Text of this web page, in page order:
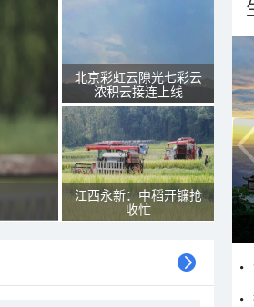
北京彩虹云隙光七彩云
浓积云接连上线
江西永新：中稻开镰抢
收忙